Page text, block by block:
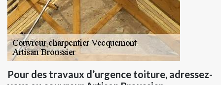
Pour des travaux d’urgence toiture, adressez-